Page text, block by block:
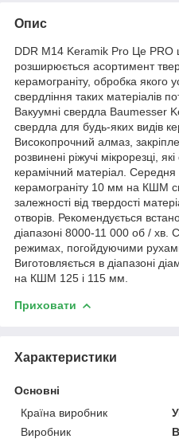
Опис
DDR M14 Keramik Pro Це PRO
розширюється асортимент
керамограніту, обробка якого
свердління таких матеріалів
Вакуумні свердла Baumesser
свердла для будь-яких видів
Високопрочний алмаз,
розвинені ріжучі мікрорезці,
керамічний матеріал. Середня
керамограніту 10 мм на КШМ
залежності від твердості
отворів. Рекомендується
діапазоні 8000-11 000 об / хв.
режимах, погойдуючими
Виготовляється в діапазоні
на КШМ 125 і 115 мм.
Приховати
Характеристики
Основні
Країна виробник
Виробник